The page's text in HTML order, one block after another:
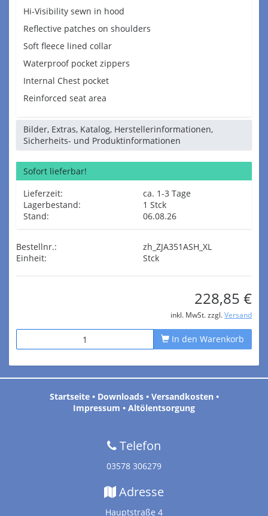
Hi-Visibility sewn in hood
Reflective patches on shoulders
Soft fleece lined collar
Waterproof pocket zippers
Internal Chest pocket
Reinforced seat area
Bilder, Extras, Katalog, Herstellerinformationen,
Sicherheits- und Produktinformationen
Sofort lieferbar!
Lieferzeit:
ca. 1-3 Tage
Lagerbestand:
1 Stck
Stand:
06.08.26
Bestellnr.:
zh_ZJA351ASH_XL
Einheit:
Stck
228,85 €
inkl. MwSt. zzgl. Versand
In den Warenkorb
Startseite• Downloads• Versandkosten•
Impressum • Altölentsorgung
Telefon
03578 306279
Adresse
Hauptstraße 4